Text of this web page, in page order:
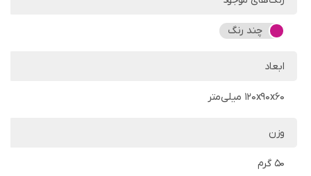
چند رنگ
ابعاد
120x90x60 میلی‌متر
وزن
50 گرم